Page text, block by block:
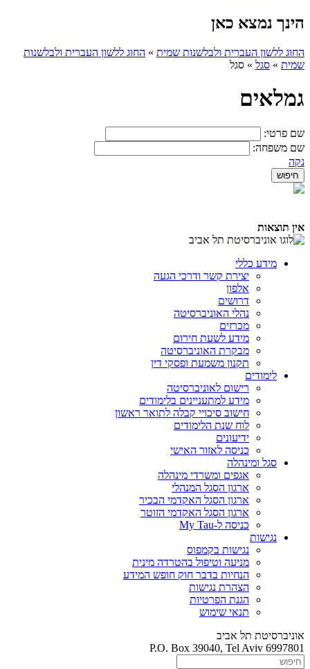
הינך נמצא כאן
החוג ללשון העברית ולבלשנות שמית » החוג ללשון העברית ולבלשנות
שמית » סגל » סגל
גמלאים
שם פרטי:
שם משפחה:
נקה
אין תוצאות
מידע כללי
יצירת קשר ודרכי הגעה
אלפון
דרושים
נהלי האוניברסיטה
מכרזים
מידע לשעת חירום
מבקרת האוניברסיטה
תקנון משמעת ופסקי דין
לימודים
רישום לאוניברסיטה
מידע למתעניינים בלימודים
חישוב סיכויי קבלה לתואר ראשון
לוח שנת הלימודים
ידיעונים
כניסה לאזור האישי
סגל ומינהלה
אגפים ומשרדי מינהלה
ארגון הסגל המנהלי
ארגון הסגל האקדמי הבכיר
ארגון הסגל האקדמי הזוטר
כניסה ל-My Tau
נגישות
נגישות בקמפוס
מניעה וטיפול בהטרדה מינית
הנחיות בדבר חוק חופש המידע
הצהרת נגישות
הגנת הפרטיות
תנאי שימוש
אוניברסיטת תל אביב
P.O. Box 39040, Tel Aviv 6997801